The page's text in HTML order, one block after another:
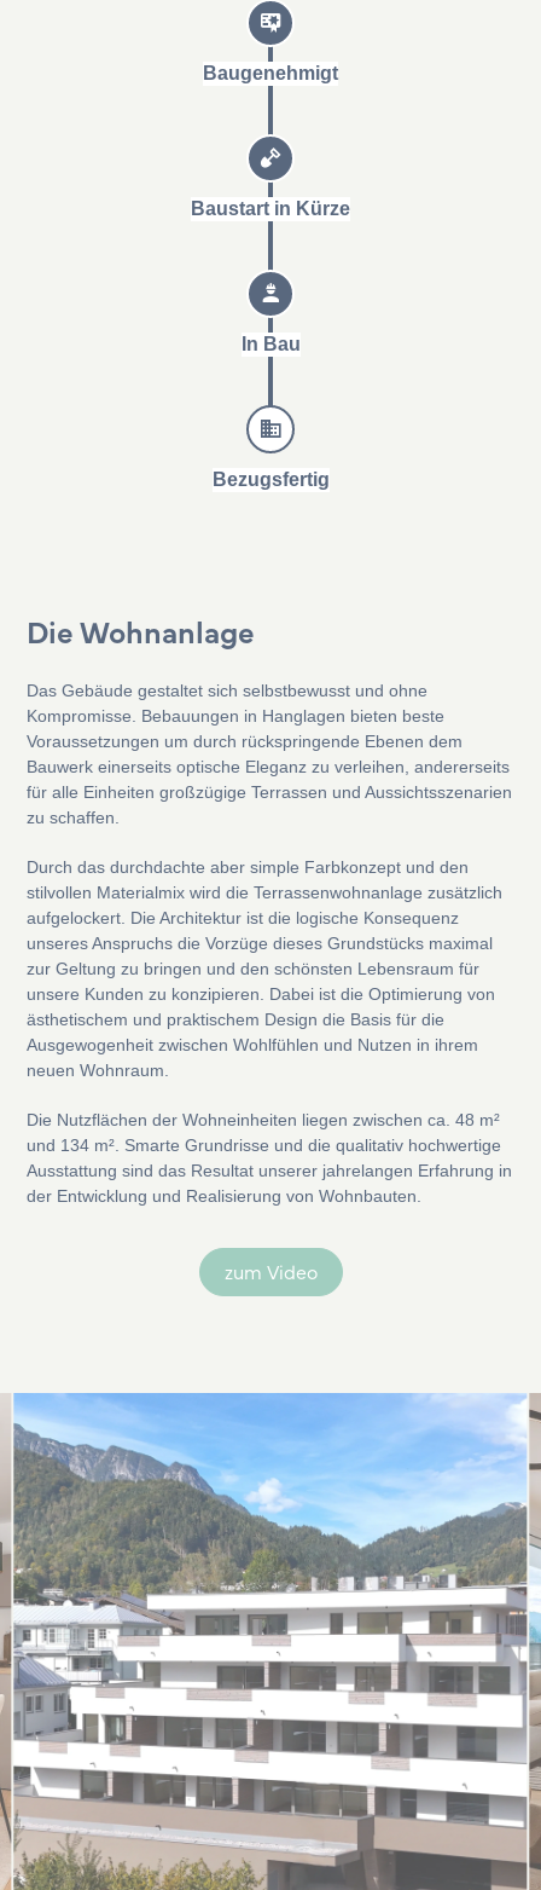
Baugenehmigt
Baustart in Kürze
In Bau
Bezugsfertig
Die Wohnanlage
Das Gebäude gestaltet sich selbstbewusst und ohne
Kompromisse. Bebauungen in Hanglagen bieten beste
Voraussetzungen um durch rückspringende Ebenen dem
Bauwerk einerseits optische Eleganz zu verleihen, andererseits
für alle Einheiten großzügige Terrassen und Aussichtsszenarien
zu schaffen.
Durch das durchdachte aber simple Farbkonzept und den
stilvollen Materialmix wird die Terrassenwohnanlage zusätzlich
aufgelockert. Die Architektur ist die logische Konsequenz
unseres Anspruchs die Vorzüge dieses Grundstücks maximal
zur Geltung zu bringen und den schönsten Lebensraum für
unsere Kunden zu konzipieren. Dabei ist die Optimierung von
ästhetischem und praktischem Design die Basis für die
Ausgewogenheit zwischen Wohlfühlen und Nutzen in ihrem
neuen Wohnraum.
Die Nutzflächen der Wohneinheiten liegen zwischen ca. 48 m²
und 134 m². Smarte Grundrisse und die qualitativ hochwertige
Ausstattung sind das Resultat unserer jahrelangen Erfahrung in
der Entwicklung und Realisierung von Wohnbauten.
zum Video